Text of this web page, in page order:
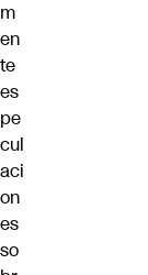
m
en
te
es
pe
cul
aci
on
es
so